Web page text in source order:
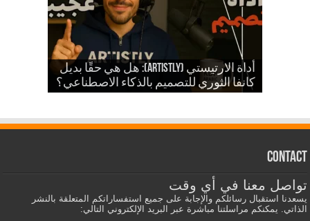
أداة الارتيستي (Artistly): هل هي حقًا بديل
كانفا الثوري للتصميم بالذكاء الاصطناعي؟
الذكاء الاصطناعي في الكي دي بي
شرح أداة ارتيستلي 4: دليلك الشامل
للذكاء الاصطناعي في تصميمات KDP
والمزيد
Contact
تواصل معنا في أي وقت
يسعدنا استقبال رسائلكم والإجابة على جميع استفساراتكم المتعلقة بالنشر
الذاتي. يمكنكم مراسلتنا مباشرة عبر البريد الإلكتروني التالي: